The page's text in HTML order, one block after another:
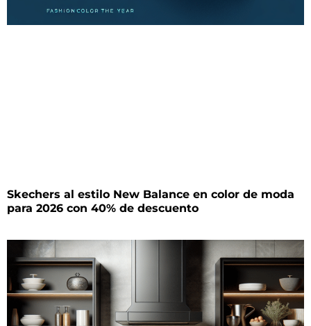
Skechers al estilo New Balance en color de moda
para 2026 con 40% de descuento